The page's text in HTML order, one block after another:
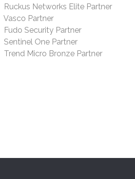
Ruckus Networks Elite Partner
Vasco Partner
Fudo Security Partner
Sentinel One Partner
Trend Micro Bronze Partner